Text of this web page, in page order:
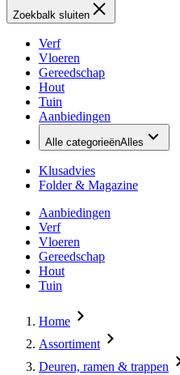
Zoekbalk sluiten
Verf
Vloeren
Gereedschap
Hout
Tuin
Aanbiedingen
Alle categorieënAlles
Klusadvies
Folder & Magazine
Aanbiedingen
Verf
Vloeren
Gereedschap
Hout
Tuin
Home
Assortiment
Deuren, ramen & trappen